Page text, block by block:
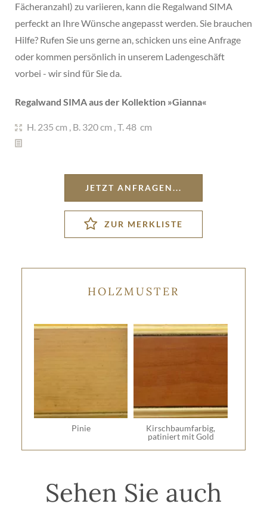
Fächeranzahl) zu variieren, kann die Regalwand SIMA
perfeckt an Ihre Wünsche angepasst werden. Sie brauchen
Hilfe? Rufen Sie uns gerne an, schicken uns eine Anfrage
oder kommen persönlich in unserem Ladengeschäft
vorbei - wir sind für Sie da.
Regalwand SIMA aus der Kollektion »Gianna«
H. 235 cm , B. 320 cm ,T. 48 cm
JETZT ANFRAGEN...
HOLZMUSTER
Pinie
Kirschbaumfarbig,
patiniert mit Gold
Sehen Sie auch